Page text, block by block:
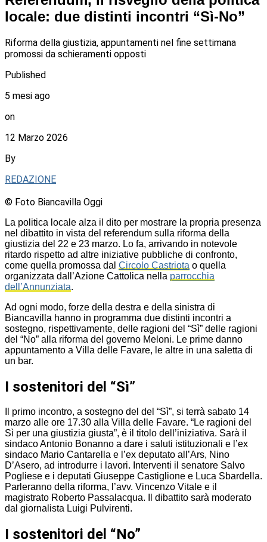
locale: due distinti incontri “Sì-No”
Riforma della giustizia, appuntamenti nel fine settimana
promossi da schieramenti opposti
Published
5 mesi ago
on
12 Marzo 2026
By
REDAZIONE
© Foto Biancavilla Oggi
La politica locale alza il dito per mostrare la propria presenza
nel dibattito in vista del referendum sulla riforma della
giustizia del 22 e 23 marzo. Lo fa, arrivando in notevole
ritardo rispetto ad altre iniziative pubbliche di confronto,
come quella promossa dal Circolo Castriota o quella
organizzata dall’Azione Cattolica nella parrocchia
dell’Annunziata.
Ad ogni modo, forze della destra e della sinistra di
Biancavilla hanno in programma due distinti incontri a
sostegno, rispettivamente, delle ragioni del “Sì” delle ragioni
del “No” alla riforma del governo Meloni. Le prime danno
appuntamento a Villa delle Favare, le altre in una saletta di
un bar.
I sostenitori del “Sì”
Il primo incontro, a sostegno del del “Sì”, si terrà sabato 14
marzo alle ore 17.30 alla Villa delle Favare. “Le ragioni del
Sì per una giustizia giusta”, è il titolo dell’iniziativa. Sarà il
sindaco Antonio Bonanno a dare i saluti istituzionali e l’ex
sindaco Mario Cantarella e l’ex deputato all’Ars, Nino
D’Asero, ad introdurre i lavori. Interventi il senatore Salvo
Pogliese e i deputati Giuseppe Castiglione e Luca Sbardella.
Parleranno della riforma, l’avv. Vincenzo Vitale e il
magistrato Roberto Passalacqua. Il dibattito sarà moderato
dal giornalista Luigi Pulvirenti.
I sostenitori del “No”